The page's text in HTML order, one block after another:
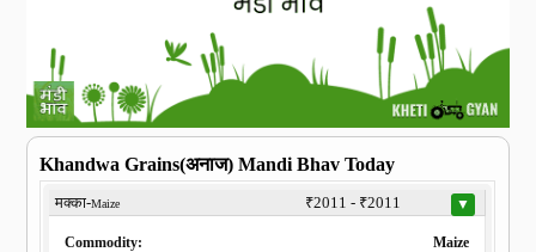
Khandwa Grains(अनाज) Mandi Bhav Today
मक्का-Maize ₹2011 - ₹2011 ▼
Commodity: Maize